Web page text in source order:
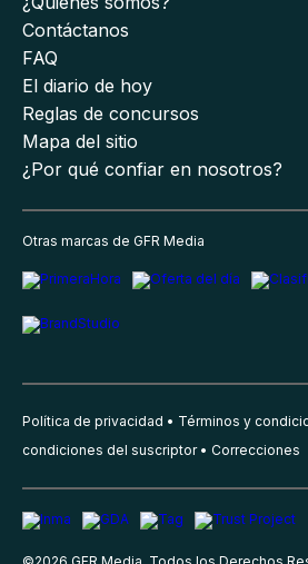
Contáctanos
FAQ
El diario de hoy
Reglas de concursos
Mapa del sitio
¿Por qué confiar en nosotros?
Otras marcas de GFR Media
Política de privacidad Términos y
condiciones del suscriptor
Correcciones